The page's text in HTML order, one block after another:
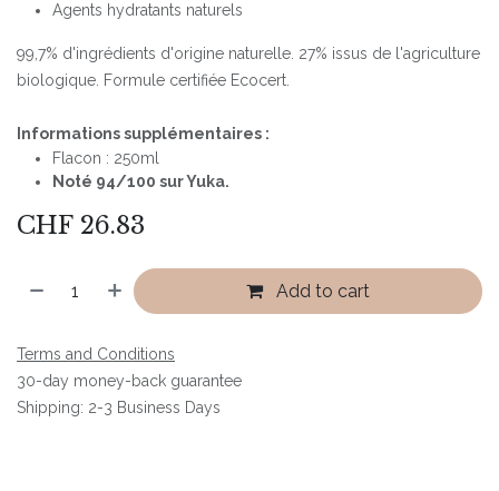
Agents hydratants naturels
99,7% d'ingrédients d'origine naturelle. 27% issus de l'agriculture
biologique. Formule certifiée Ecocert.
Informations supplémentaires :
Flacon : 250ml
Noté 94/100 sur Yuka.
CHF 26.83
Add to cart
Terms and Conditions
30-day money-back guarantee
Shipping: 2-3 Business Days